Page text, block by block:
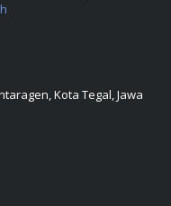
Kota Tegal, Jawa